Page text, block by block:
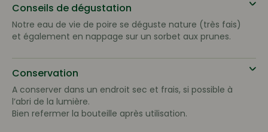
Conseils de dégustation
Notre eau de vie de poire se déguste nature (très fais)
et également en nappage sur un sorbet aux prunes.
Conservation
A conserver dans un endroit sec et frais, si possible à
l’abri de la lumière.
Bien refermer la bouteille après utilisation.